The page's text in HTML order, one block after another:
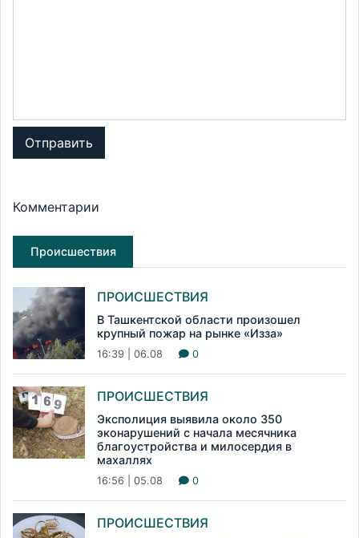
Отправить
Комментарии
Происшествия
ПРОИСШЕСТВИЯ
В Ташкентской области произошел
крупный пожар на рынке «Изза»
16:39 | 06.08 0
ПРОИСШЕСТВИЯ
Эксполиция выявила около 350
эконарушений с начала месячника
благоустройства и милосердия в
махаллях
16:56 | 05.08 0
ПРОИСШЕСТВИЯ